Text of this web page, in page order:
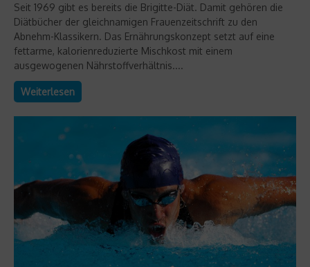
Seit 1969 gibt es bereits die Brigitte-Diät. Damit gehören die
Diätbücher der gleichnamigen Frauenzeitschrift zu den
Abnehm-Klassikern. Das Ernährungskonzept setzt auf eine
fettarme, kalorienreduzierte Mischkost mit einem
ausgewogenen Nährstoffverhältnis....
Weiterlesen